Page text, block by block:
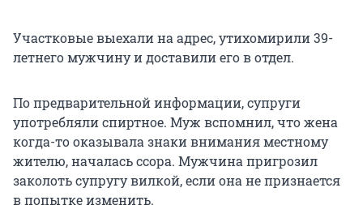
Участковые выехали на адрес, утихомирили 39-
летнего мужчину и доставили его в отдел.
По предварительной информации, супруги
употребляли спиртное. Муж вспомнил, что жена
когда-то оказывала знаки внимания местному
жителю, началась ссора. Мужчина пригрозил
заколоть супругу вилкой, если она не признается
в попытке изменить.